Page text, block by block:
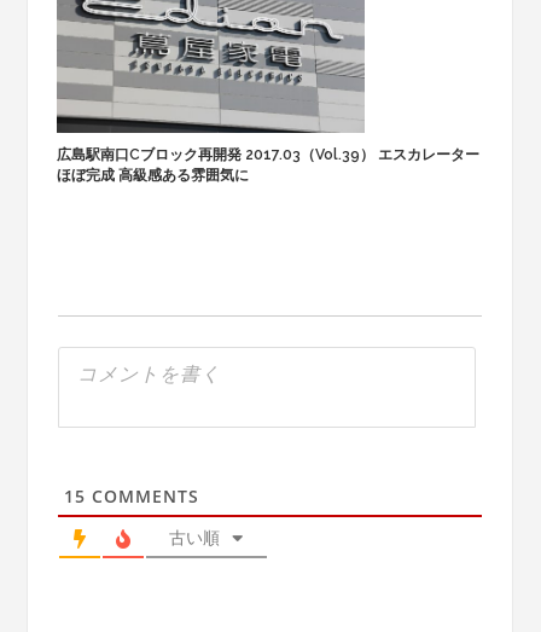
広島駅南口Cブロック再開発 2017.03（Vol.39） エスカレーター
ほぼ完成 高級感ある雰囲気に
15 COMMENTS
古い順